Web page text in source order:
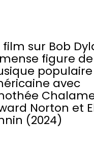
film sur Bob
figure
populaire
avec
Norton et
(2024)